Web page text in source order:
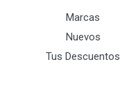
Marcas
Nuevos
Tus Descuentos